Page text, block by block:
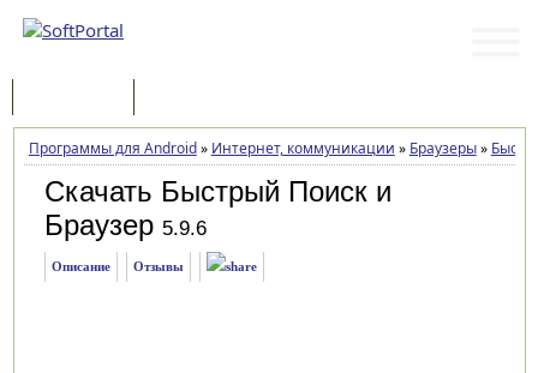
Программы для Android» Интернет, коммуникации » Браузеры»
Скачать Быстрый Поиск и
Браузер 5.9.6
Описание Отзывы